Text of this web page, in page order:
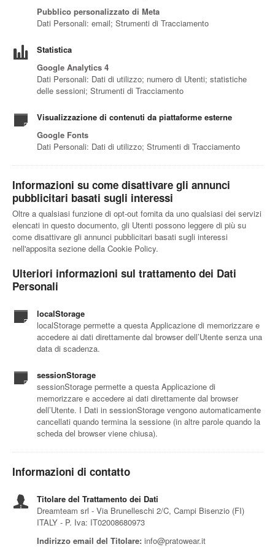
Pubblico personalizzato di Meta
Dati Personali: email; Strumenti di Tracciamento
Statistica
Google Analytics 4
Dati Personali: Dati di utilizzo; numero di Utenti; statistiche
delle sessioni; Strumenti di Tracciamento
Visualizzazione di contenuti da piattaforme esterne
Google Fonts
Dati Personali: Dati di utilizzo; Strumenti di Tracciamento
Informazioni su come disattivare gli annunci
pubblicitari basati sugli interessi
Oltre a qualsiasi funzione di opt-out fornita da uno qualsiasi dei servizi
elencati in questo documento, gli Utenti possono leggere di più su
come disattivare gli annunci pubblicitari basati sugli interessi
nell'apposita sezione della Cookie Policy.
Ulteriori informazioni sul trattamento dei Dati
Personali
localStorage
localStorage permette a questa Applicazione di memorizzare e
accedere ai dati direttamente dal browser dell’Utente senza una
data di scadenza.
sessionStorage
sessionStorage permette a questa Applicazione di
memorizzare e accedere ai dati direttamente dal browser
dell’Utente. I Dati in sessionStorage vengono automaticamente
cancellati quando termina la sessione (in altre parole quando la
scheda del browser viene chiusa).
Informazioni di contatto
Titolare del Trattamento dei Dati
Dreamteam srl - Via Brunelleschi 2/C, Campi Bisenzio (FI)
ITALY - P. Iva: IT02008680973
Indirizzo email del Titolare: info@pratowear.it